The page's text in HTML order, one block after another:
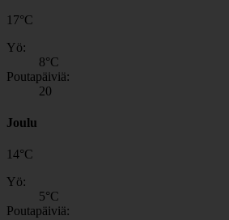
17°C
Yö:
8°C
Poutapäiviä:
20
Joulu
14°C
Yö:
5°C
Poutapäiviä: